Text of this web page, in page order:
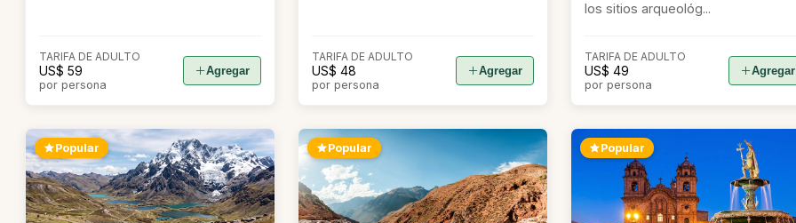
TARIFA DE ADULTO
US$ 59
por persona
Agregar
TARIFA DE ADULTO
US$ 48
por persona
Agregar
los sitios arqueológ...
TARIFA DE ADULTO
US$ 49
por persona
Agregar
Popular Popular Popular